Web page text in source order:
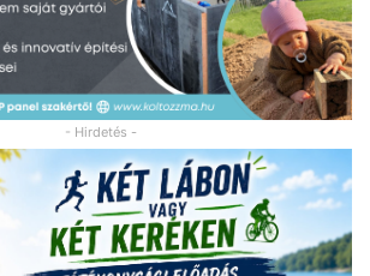
- Hirdetés -